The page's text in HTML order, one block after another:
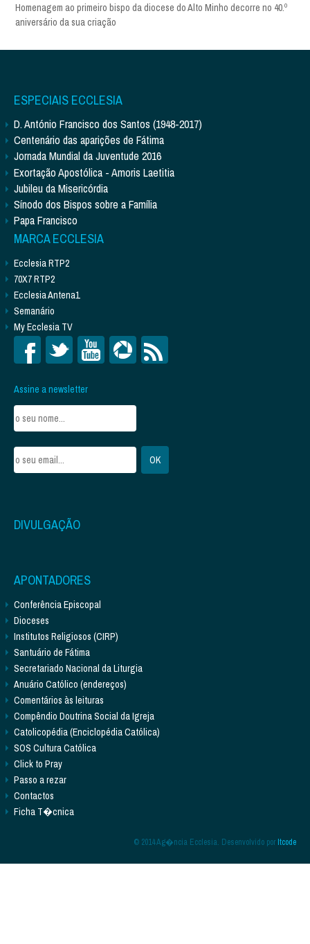
Homenagem ao primeiro bispo da diocese do Alto Minho decorre no 40.º
aniversário da sua criação
ESPECIAIS ECCLESIA
D. António Francisco dos Santos (1948-2017)
Centenário das aparições de Fátima
Jornada Mundial da Juventude 2016
Exortação Apostólica - Amoris Laetitia
Jubileu da Misericórdia
Sínodo dos Bispos sobre a Família
Papa Francisco
MARCA ECCLESIA
Ecclesia RTP2
70X7 RTP2
Ecclesia Antena1
Semanário
My Ecclesia TV
Assine a newsletter
DIVULGAÇÃO
APONTADORES
Conferência Episcopal
Dioceses
Institutos Religiosos (CIRP)
Santuário de Fátima
Secretariado Nacional da Liturgia
Anuário Católico (endereços)
Comentários às leituras
Compêndio Doutrina Social da Igreja
Catolicopédia (Enciclopédia Católica)
SOS Cultura Católica
Click to Pray
Passo a rezar
Contactos
Ficha T�cnica
© 2014 Ag�ncia Ecclesia. Desenvolvido porItcode